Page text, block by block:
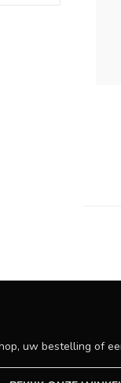
uw bestelling of